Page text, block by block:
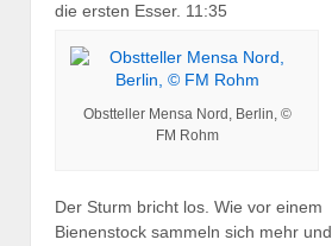
die ersten Esser.
Obstteller Mensa Nord, Berlin, ©
FM Rohm
11:35
Der Sturm bricht los. Wie vor einem
Bienenstock sammeln sich mehr und